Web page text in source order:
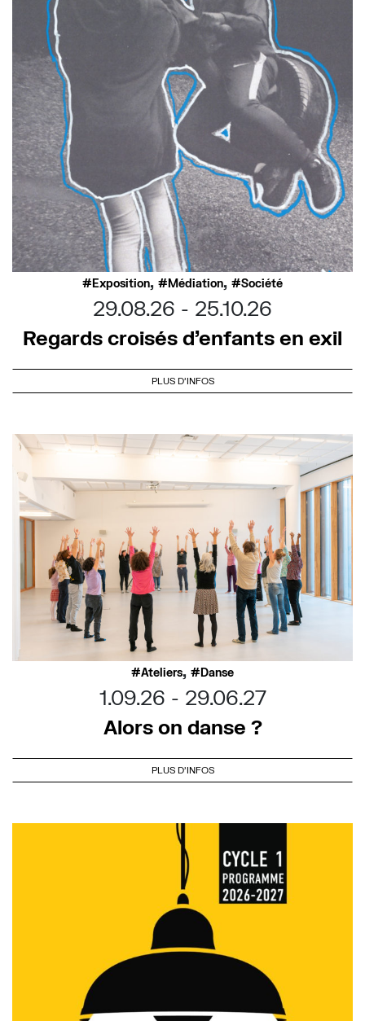
Exposition, Médiation, Société
29.08.26
25.10.26
Regards croisés d’enfants en exil
PLUS D'INFOS
Ateliers, Danse
1.09.26
29.06.27
Alors on danse ?
PLUS D'INFOS